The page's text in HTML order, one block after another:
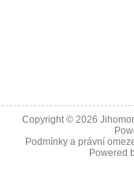
Copyright © 2026
Podmínky a právní
Powered